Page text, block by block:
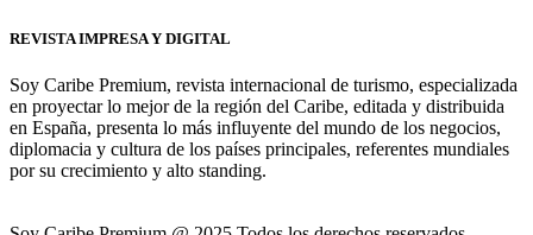
REVISTA IMPRESA Y DIGITAL
Soy Caribe Premium, revista internacional de turismo, especializada
en proyectar lo mejor de la región del Caribe, editada y distribuida
en España, presenta lo más influyente del mundo de los negocios,
diplomacia y cultura de los países principales, referentes mundiales
por su crecimiento y alto standing.